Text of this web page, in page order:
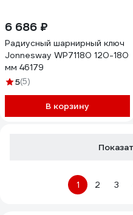
6 686 ₽
Радиусный шарнирный ключ
Jonnesway WP71180 120-180
мм 46179
5(5)
В корзину
1 2 3